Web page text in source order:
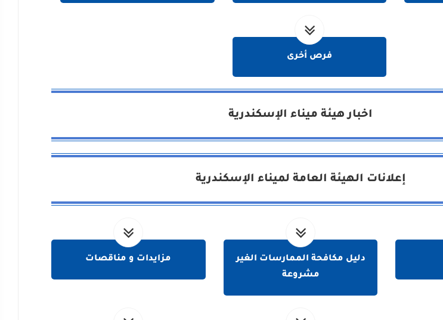
فرص أخرى
اخبار هيئة ميناء الإسكندرية
إعلانات الهيئة العامة لميناء الإسكندرية
دليل مكافحة الممارسات الغير
مشروعة
مزايدات و مناقصات